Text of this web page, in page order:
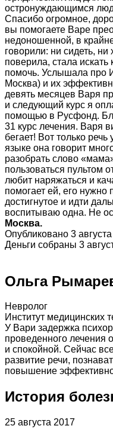
остронуждающимся
Спасибо огромное,
вы помогаете Варе
недоношенной, в
говорили: ни сидеть, ни
поверила, стала искать
помочь. Услышала про
Москва) и их
девять месяцев Варя
и следующий курс я
помощью в Русфонд.
31 курс лечения. Варя
бегает! Вот только
языке она говорит
разобрать слово
пользоваться пультом
любит наряжаться и
помогает ей, его нужно
достигнутое и идти
воспитываю одна. Не
Москва.
Опубликовано 3
Деньги собраны 3
Ольга
Невролог
Институт медицинских
У Вари задержка
проведенного лечения
и спокойной. Сейчас
развитие речи,
повышение
История
25 августа 2017